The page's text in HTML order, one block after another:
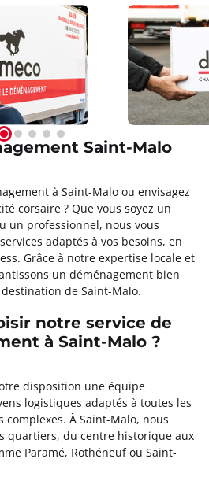
Saint-Malo
à Saint-Malo ou envisagez
corsaire ? Que vous soyez un
un professionnel, nous vous
adaptés à vos besoins, en
Grâce à notre expertise locale et
un déménagement bien
de Saint-Malo.
notre service de
à Saint-Malo ?
disposition une équipe
logistiques adaptés à toutes les
À Saint-Malo, nous
quartiers, du centre historique aux
Paramé, Rothéneuf ou Saint-